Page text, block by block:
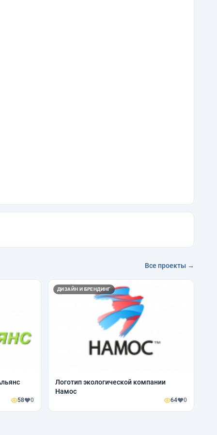
Все проекты →
58 0
ДИЗАЙН И БРЕНДИНГ
Логотип экологической компании
Намос
64 0